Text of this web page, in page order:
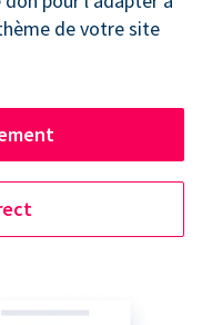
de votre site